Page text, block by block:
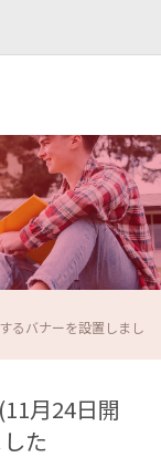
るバナーを設置しまし
月24日開
た